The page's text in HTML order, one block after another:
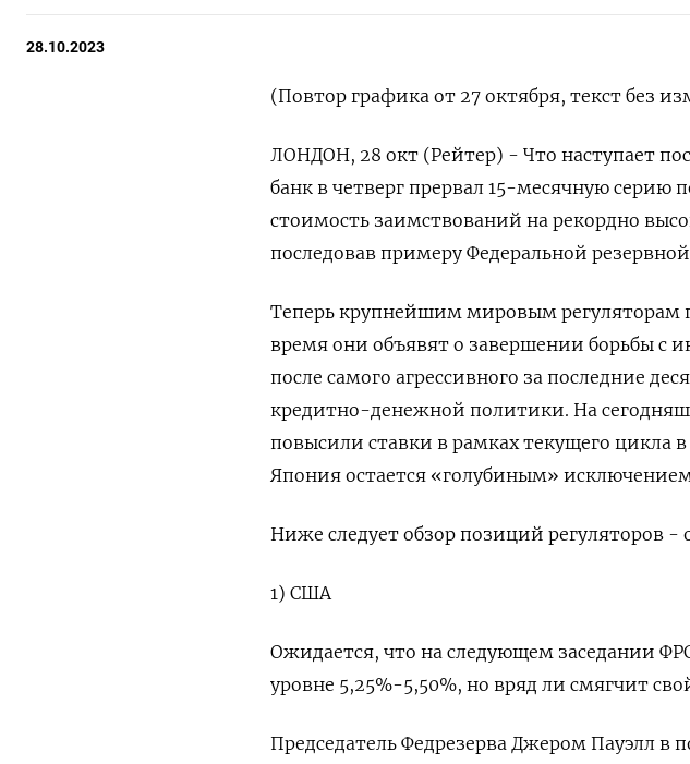
28.10.2023
(Повтор графика от 27 октября, текст без
ЛОНДОН, 28 окт (Рейтер) - Что наступает
банк в четверг прервал 15-месячную серию
стоимость заимствований на рекордно
последовав примеру Федеральной
Теперь крупнейшим мировым регуляторам
время они объявят о завершении борьбы с
после самого агрессивного за последние
кредитно-денежной политики. На
повысили ставки в рамках текущего цикла
Япония остается «голубиным»
Ниже следует обзор позиций регуляторов -
1) США
Ожидается, что на следующем заседании
уровне 5,25%-5,50%, но вряд ли смягчит
Председатель Федрезерва Джером Пауэлл в